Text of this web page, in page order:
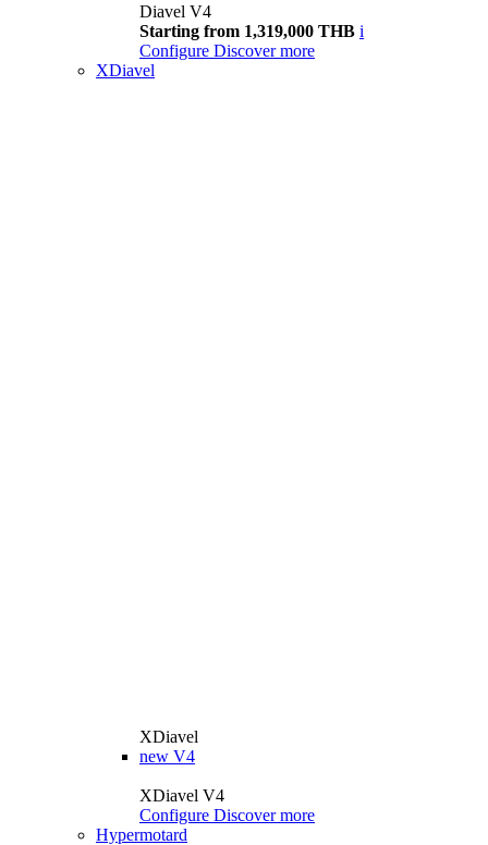
Diavel V4
Starting from 1,319,000 THB i
Configure Discover more
XDiavel
XDiavel
new V4
XDiavel V4
Configure Discover more
Hypermotard